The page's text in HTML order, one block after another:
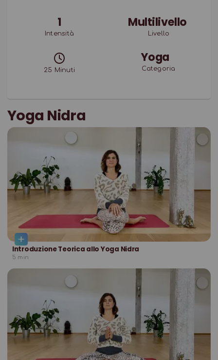
1
Intensità
Multilivello
Livello
25 Minuti
Yoga
Categoria
Yoga Nidra
Introduzione Teorica allo Yoga Nidra
5 min